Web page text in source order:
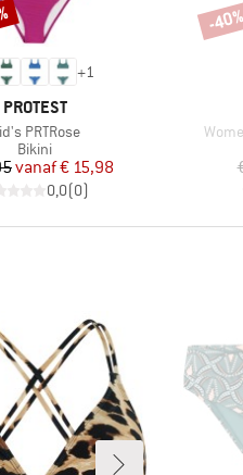
+1
MERK
PROTEST
PRTRose
Productgroep
Bikini
Prijs
Verlaagde prijs
vanaf€ 15,98
0,0(0)
Artikel
-